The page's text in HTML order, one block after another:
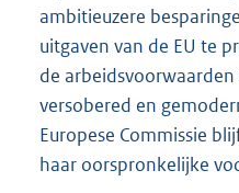
ambitieuzere
uitgaven van de EU te
de
versobered en
Europese Commissie
haar oorspronkelijke